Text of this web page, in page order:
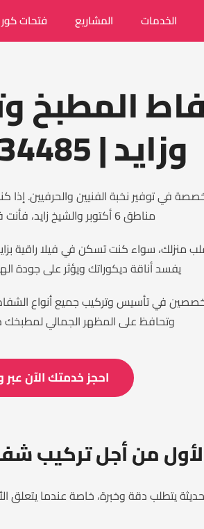
الخدمات المشاريع فتحات كور
المطبخ
وزايد | 01029834485
في توفير نخبة الفنيين والحرفيين.
مناطق 6 أكتوبر والشيخ زايد، فأنت في المكان المثالي.
منزلك، سواء كنت تسكن في فيلا راقية
يفسد أناقة ديكوراتك ويؤثر على جودة
في تأسيس وتركيب جميع أنواع
وتحافظ على المظهر الجمالي لمطبخك
احجز خدمتك الآن
من أجل تركيب
يتطلب دقة وخبرة، خاصة عندما يتعلق